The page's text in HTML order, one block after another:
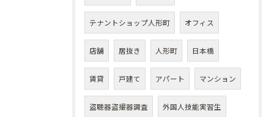
テナントショップ人形町 オフィス
店舗 居抜き 人形町 日本橋
賃貸 戸建て アパート マンション
盗聴器盗撮器調査 外国人技能実習生